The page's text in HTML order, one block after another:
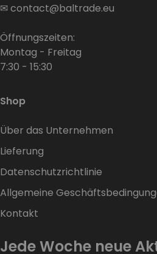
✉contact@baltrade.eu
Öffnungszeiten:
Montag - Freitag
7:30 - 15:30
Shop
Über das Unternehmen
Lieferung
Datenschutzrichtlinie
Allgemeine
Kontakt
Jede Woche neue